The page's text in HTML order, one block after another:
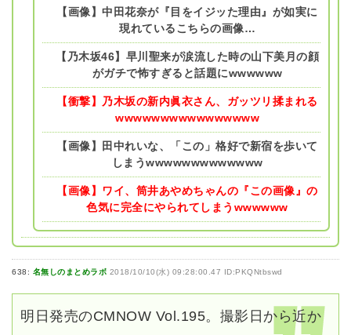
【画像】中田花奈が『目をイジッた理由』が如実に
現れているこちらの画像…
【乃木坂46】早川聖来が涙流した時の山下美月の顔
がガチで怖すぎると話題にwwwwww
【衝撃】乃木坂の新内眞衣さん、ガッツリ揉まれる
wwwwwwwwwwwwwwww
【画像】田中れいな、「この」格好で新宿を歩いて
しまうwwwwwwwwwwwww
【画像】ワイ、筒井あやめちゃんの『この画像』の
色気に完全にやられてしまうwwwwww
638: 名無しのまとめラボ 2018/10/10(水) 09:28:00.47 ID:PKQNtbswd
明日発売のCMNOW Vol.195。撮影日から近か